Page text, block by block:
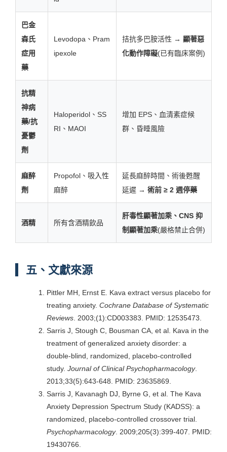
巴金
森氏
症用
藥
Levodopa、Pram
ipexole
拮抗多巴胺活性 → 顯著惡
化動作障礙(已有臨床案例)
抗精
神病
藥/抗
憂鬱
劑
Haloperidol、SS
RI、MAOI
增加 EPS、血清素症候
群、昏睡風險
麻醉
劑
Propofol、吸入性
麻醉
延長麻醉時間、術後甦醒
延遲 → 術前 ≥ 2 週停藥
酒精 所有含酒精飲品
肝毒性顯著加乘、CNS 抑
制顯著加乘(嚴格禁止合併)
五、文獻來源
Pittler MH, Ernst E. Kava extract versus placebo for
treating anxiety. Cochrane Database of Systematic
Reviews . 2003;(1):CD003383. PMID: 12535473.
Sarris J, Stough C, Bousman CA, et al. Kava in the
treatment of generalized anxiety disorder: a
double-blind, randomized, placebo-controlled
study. Journal of Clinical Psychopharmacology.
2013;33(5):643-648. PMID: 23635869.
Sarris J, Kavanagh DJ, Byrne G, et al. The Kava
Anxiety Depression Spectrum Study (KADSS): a
randomized, placebo-controlled crossover trial.
Psychopharmacology. 2009;205(3):399-407. PMID:
19430766.